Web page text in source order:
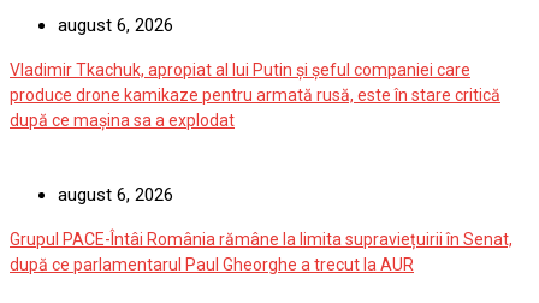
august 6, 2026
Vladimir Tkachuk, apropiat al lui Putin și șeful companiei care
produce drone kamikaze pentru armată rusă, este în stare critică
după ce mașina sa a explodat
august 6, 2026
Grupul PACE-Întâi România rămâne la limita supraviețuirii în Senat,
după ce parlamentarul Paul Gheorghe a trecut la AUR